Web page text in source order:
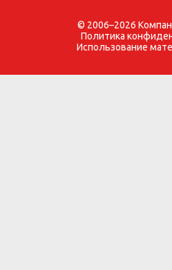
© 2006–2026
Политика
Использование